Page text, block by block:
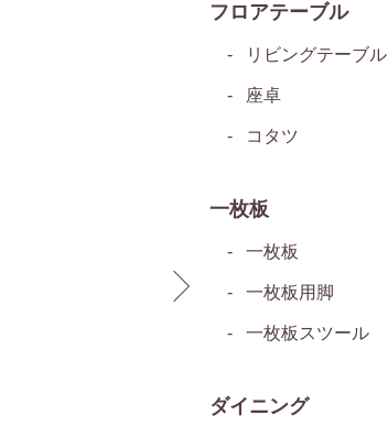
フロアテーブル
リビングテーブル
座卓
コタツ
一枚板
一枚板
一枚板用脚
一枚板スツール
ダイニング